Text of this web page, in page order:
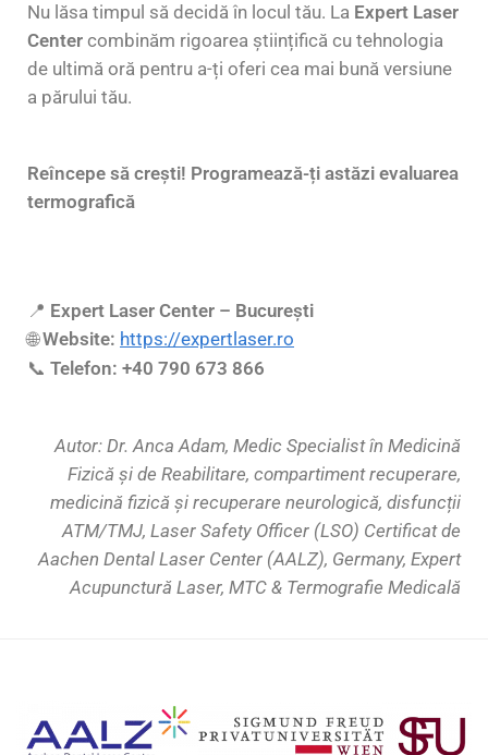
Nu lăsa timpul să decidă în locul tău. La Expert Laser
Center combinăm rigoarea științifică cu tehnologia
de ultimă oră pentru a-ți oferi cea mai bună versiune
a părului tău.
Reîncepe să crești! Programează-ți astăzi evaluarea
termografică
📍 Expert Laser Center – București
🌐 Website: https://expertlaser.ro
📞 Telefon: +40 790 673 866
Autor: Dr. Anca Adam, Medic Specialist în Medicină
Fizică și de Reabilitare, compartiment recuperare,
medicină fizică și recuperare neurologică, disfuncții
ATM/TMJ, Laser Safety Officer (LSO) Certificat de
Aachen Dental Laser Center (AALZ), Germany, Expert
Acupunctură Laser, MTC & Termografie Medicală